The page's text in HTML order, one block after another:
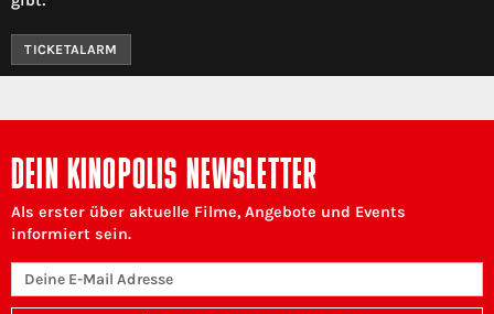
TICKETALARM
DEIN KINOPOLIS NEWSLETTER
Als erster über aktuelle Filme, Angebote und Events
informiert sein.